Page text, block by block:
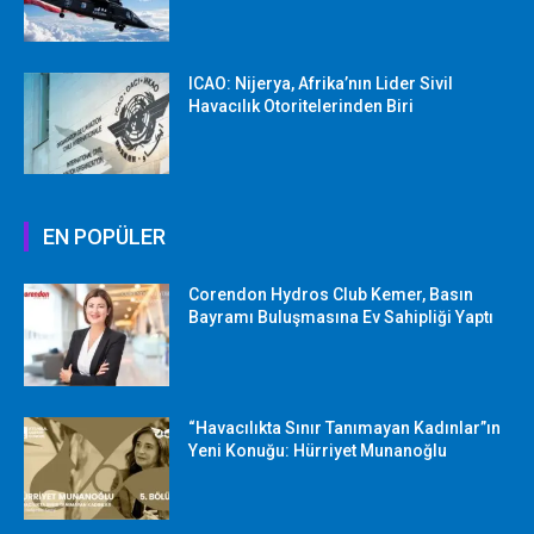
ICAO: Nijerya, Afrika’nın Lider Sivil
Havacılık Otoritelerinden Biri
EN POPÜLER
Corendon Hydros Club Kemer, Basın
Bayramı Buluşmasına Ev Sahipliği Yaptı
“Havacılıkta Sınır Tanımayan Kadınlar”ın
Yeni Konuğu: Hürriyet Munanoğlu